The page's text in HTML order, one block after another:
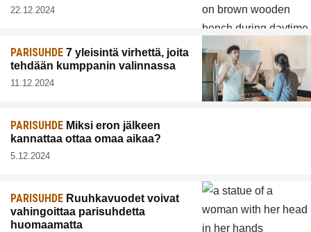
22.12.2024
PARISUHDE 7 yleisintä virhettä, joita
tehdään kumppanin valinnassa
11.12.2024
PARISUHDE Miksi eron jälkeen
kannattaa ottaa omaa aikaa?
5.12.2024
PARISUHDE Ruuhkavuodet voivat
vahingoittaa parisuhdetta
huomaamatta